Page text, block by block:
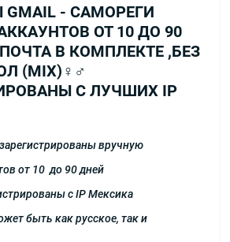
- САМОРЕГИ
ОТ 10 ДО 90
В КОМПЛЕКТЕ ,БЕЗ
(МIX)♀♂
С ЛУЧШИХ IP
вручную
от 10 до 90 дней
с IP Мексика
быть как русское, так и